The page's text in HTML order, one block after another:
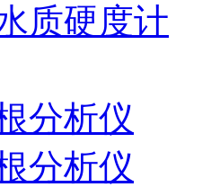
质硬度计
分析仪
分析仪